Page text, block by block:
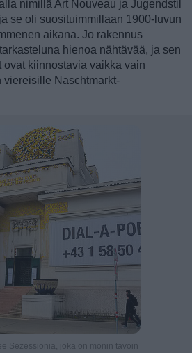
nimillä Art Nouveau ja Jugendstil
se oli suosituimmillaan 1900-luvun
aikana. Jo rakennus
hienoa nähtävää, ja sen
ovat kiinnostavia vaikka vain
Naschtmarkt-
Sezessionia, joka on monin tavoin